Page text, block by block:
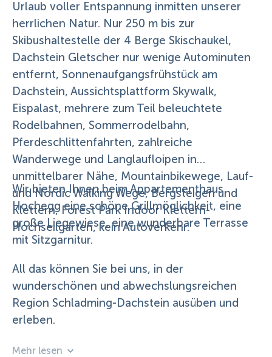
Urlaub voller Entspannung inmitten unserer
herrlichen Natur. Nur 250 m bis zur
Skibushaltestelle der 4 Berge Skischaukel,
Dachstein Gletscher nur wenige Autominuten
entfernt, Sonnenaufgangsfrühstück am
Dachstein, Aussichtsplattform Skywalk,
Eispalast, mehrere zum Teil beleuchtete
Rodelbahnen, Sommerrodelbahn,
Pferdeschlittenfahrten, zahlreiche
Wanderwege und Langlaufloipen in
unmittelbarer Nähe, Mountainbikewege, Lauf-
und Nordic Walking Wege, Bergsteigen und
Klettern, Forest Park Indoor Klettern-
Hochseilgarten, kein Autoverkehr.
Wir bieten Ihnen beim Appartementhaus
Hochegg eine schöne Grillmöglichkeit, eine
große Liegewiese, eine wunderbare Terrasse
mit Sitzgarnitur.
All das können Sie bei uns, in der
wunderschönen und abwechslungsreichen
Region Schladming-Dachstein ausüben und
erleben.
Mehr lesen